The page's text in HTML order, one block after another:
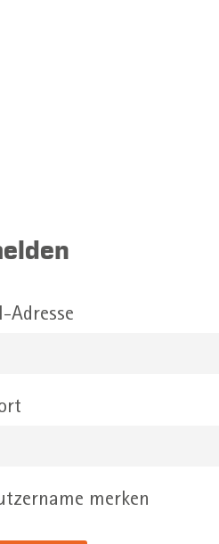
Adresse
merken